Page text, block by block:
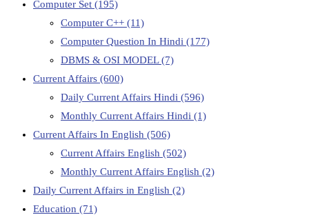
Computer Set (195)
Computer C++ (11)
Computer Question In Hindi (177)
DBMS & OSI MODEL(7)
Current Affairs (600)
Daily Current Affairs Hindi (596)
Monthly Current Affairs Hindi (1)
Current Affairs In English (506)
Current Affairs English (502)
Monthly Current Affairs English (2)
Daily Current Affairs in English (2)
Education (71)